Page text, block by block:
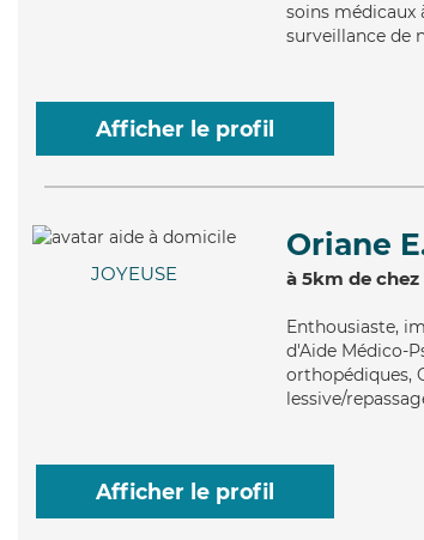
soins médicaux
surveillance de
Afficher le profil
JOYEUSE
Oriane
à 5km de chez
Enthousiaste,
d'Aide Médico-
orthopédiques,
lessive/
Afficher le profil